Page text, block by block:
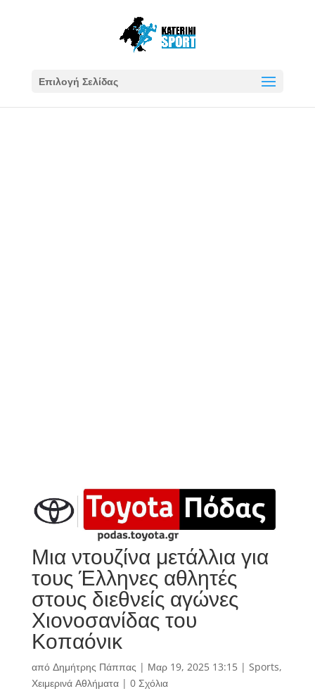
Επιλογή Σελίδας
Μια ντουζίνα μετάλλια για
τους Έλληνες αθλητές
στους διεθνείς αγώνες
Χιονοσανίδας του
Κοπαόνικ
από Δημήτρης Πάππας | Μαρ 19, 2025 13:15| Sports,
Χειμερινά Αθλήματα| 0 Σχόλια